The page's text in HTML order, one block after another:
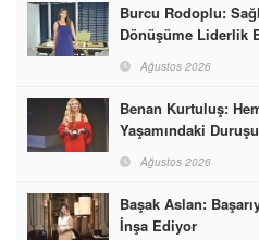
Burcu Rodoplu:
Dönüşüme Liderlik
Ağustos 2026
Benan Kurtuluş:
Yaşamındaki
Ağustos 2026
Başak Aslan:
İnşa Ediyor